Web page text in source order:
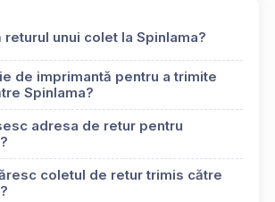
returul unui colet la Spinlama?
de imprimantă pentru a trimite
Spinlama?
adresa de retur pentru
coletul de retur trimis către